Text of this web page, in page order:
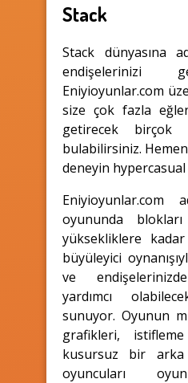
Stack
Stack dünyasına
endişelerinizi
Eniyioyunlar.com
size çok fazla
getirecek birçok
bulabilirsiniz.
deneyin
Eniyioyunlar.com
oyununda
yüksekliklere kadar
büyüleyici
ve
yardımcı
sunuyor. Oyunun
grafikleri,
kusursuz bir arka
oyuncuları